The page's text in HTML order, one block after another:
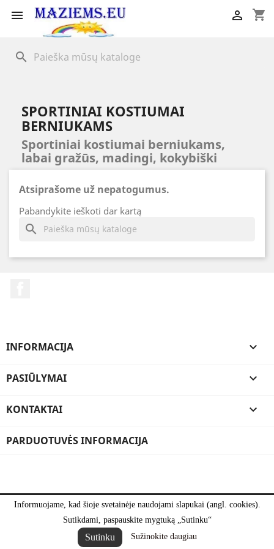
Informuojame, kad šioje svetainėje naudojami slapukai (angl. cookies).
Sutikdami, paspauskite mygtuką „Sutinku“
Sutinku Sužinokite daugiau
 shopping_cart

search
SPORTINIAI KOSTIUMAI
BERNIUKAMS
Sportiniai kostiumai berniukams,
labai gražūs, madingi, kokybiški
Atsiprašome už nepatogumus.
Pabandykite ieškoti dar kartą
search
INFORMACIJA 
PASIŪLYMAI 
KONTAKTAI 
PARDUOTUVĖS INFORMACIJA